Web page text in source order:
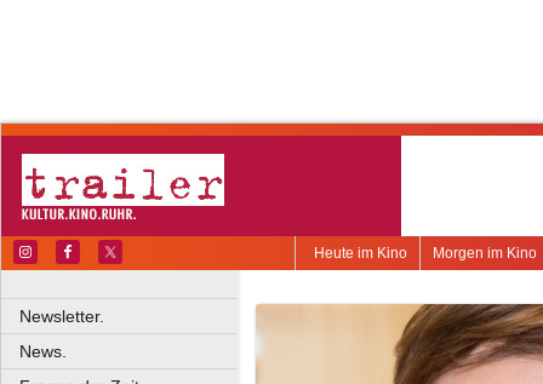
Morgen im Kino
Heute im Kino
Newsletter.
News.